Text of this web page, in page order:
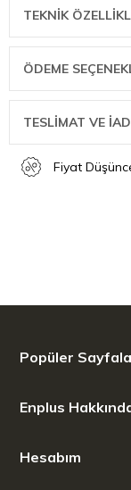
Son Derece
tasarım.
Geniş 60x40
için ideal
Dayanıklı
dirençli, uzun
Teknik Detaylar ve
TEKNIK
ÖDEME
TESLİMAT VE
Fiyat
Popüler
Enplus
Hesabım